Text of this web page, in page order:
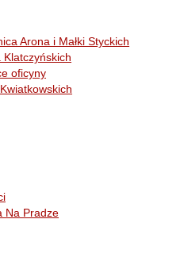
Arona i Małki Styckich
oficyny
Na Pradze